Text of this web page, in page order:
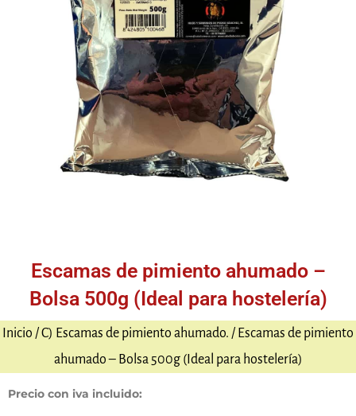
Escamas de pimiento ahumado –
Bolsa 500g (Ideal para hostelería)
Inicio /C) Escamas de pimiento ahumado. / Escamas de pimiento
ahumado – Bolsa 500g (Ideal para hostelería)
Precio con iva incluido: